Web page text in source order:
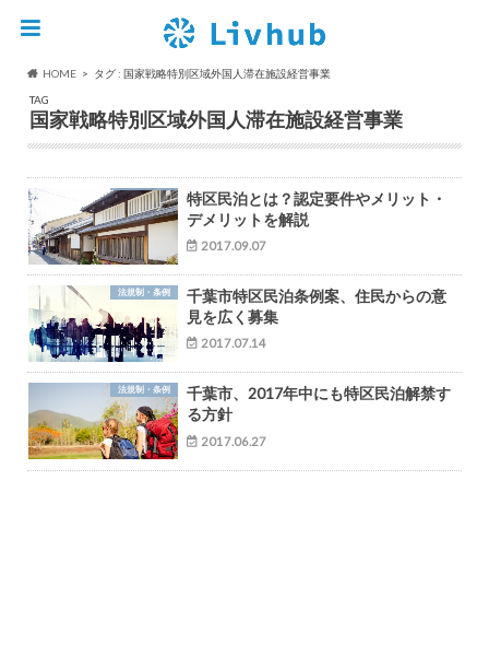
HOME
タグ : 国家戦略特別区域外国人滞在施設経営事業
TAG
国家戦略特別区域外国人滞在施設経営事業
特区民泊とは？認定要件やメリット・
デメリットを解説
2017.09.07
法規制・条例
千葉市特区民泊条例案、住民からの意
見を広く募集
2017.07.14
法規制・条例
千葉市、2017年中にも特区民泊解禁す
る方針
2017.06.27